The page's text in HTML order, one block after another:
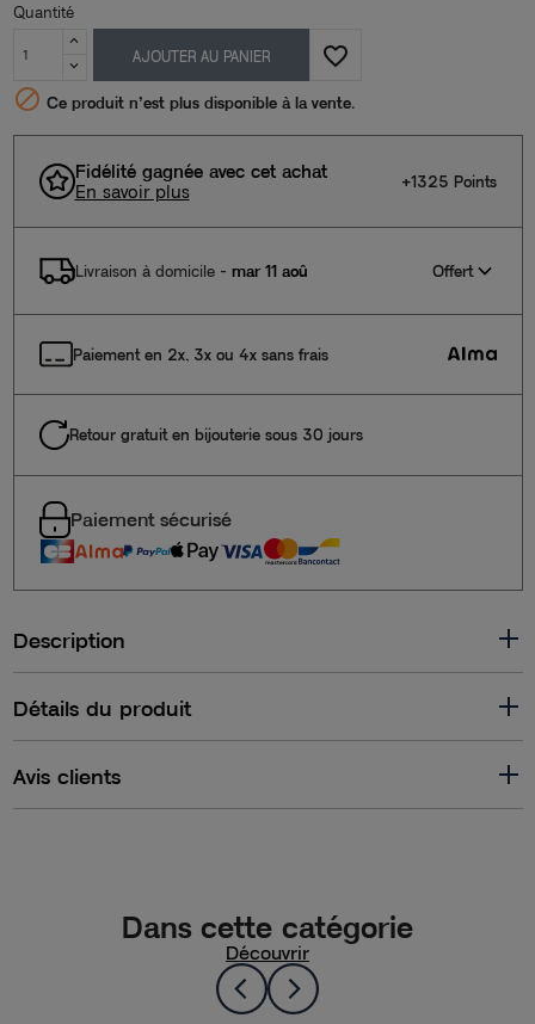
Quantité
AJOUTER AU PANIER
favorite_border
 Ce produit n’est plus disponible à la vente.
Fidélité gagnée avec cet achat
En savoir plus
+1325 Points
Livraison à domicile- mar 11 aoû Offert
Paiement en 2x, 3x ou 4x sans frais
Retour gratuit en bijouterie sous 30 jours
Paiement sécurisé
Description
Détails du produit
Avis clients
Dans cette catégorie
Découvrir